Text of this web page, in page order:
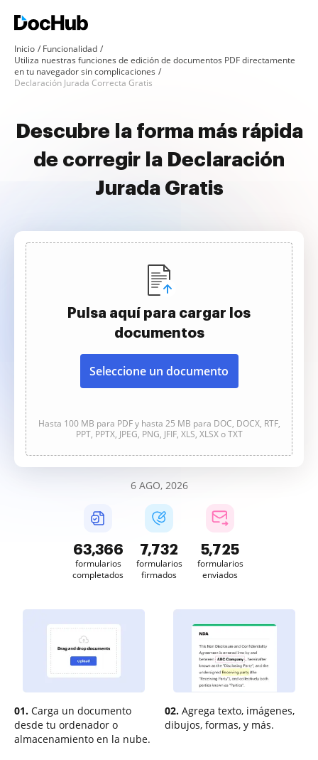
Inicio
Funcionalidad
Utiliza nuestras funciones de edición de documentos PDF directamente
en tu navegador sin complicaciones
Declaración Jurada Correcta Gratis
Descubre la forma más rápida
de corregir la Declaración
Jurada Gratis
Pulsa aquí para cargar los
documentos
Seleccione un documento
Hasta 100 MB para PDF y hasta 25 MB para DOC, DOCX, RTF,
PPT, PPTX, JPEG, PNG, JFIF, XLS, XLSX o TXT
6 AGO, 2026
63,367
formularios
completados
7,732
formularios
firmados
5,726
formularios
enviados
01. Carga un documento
desde tu ordenador o
almacenamiento en la nube.
02. Agrega texto, imágenes,
dibujos, formas, y más.